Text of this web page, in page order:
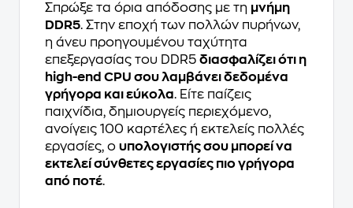
Σπρώξε τα όρια απόδοσης με τη μνήμη
DDR5. Στην εποχή των πολλών πυρήνων,
η άνευ προηγουμένου ταχύτητα
επεξεργασίας του DDR5 διασφαλίζει ότι η
high-end CPU σου λαμβάνει δεδομένα
γρήγορα και εύκολα. Είτε παίζεις
παιχνίδια, δημιουργείς περιεχόμενο,
ανοίγεις 100 καρτέλες ή εκτελείς πολλές
εργασίες, ο υπολογιστής σου μπορεί να
εκτελεί σύνθετες εργασίες πιο γρήγορα
από ποτέ.